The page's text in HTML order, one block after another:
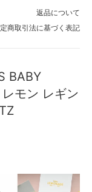
返品について
商取引法に基づく表記
BABY
モン レギン